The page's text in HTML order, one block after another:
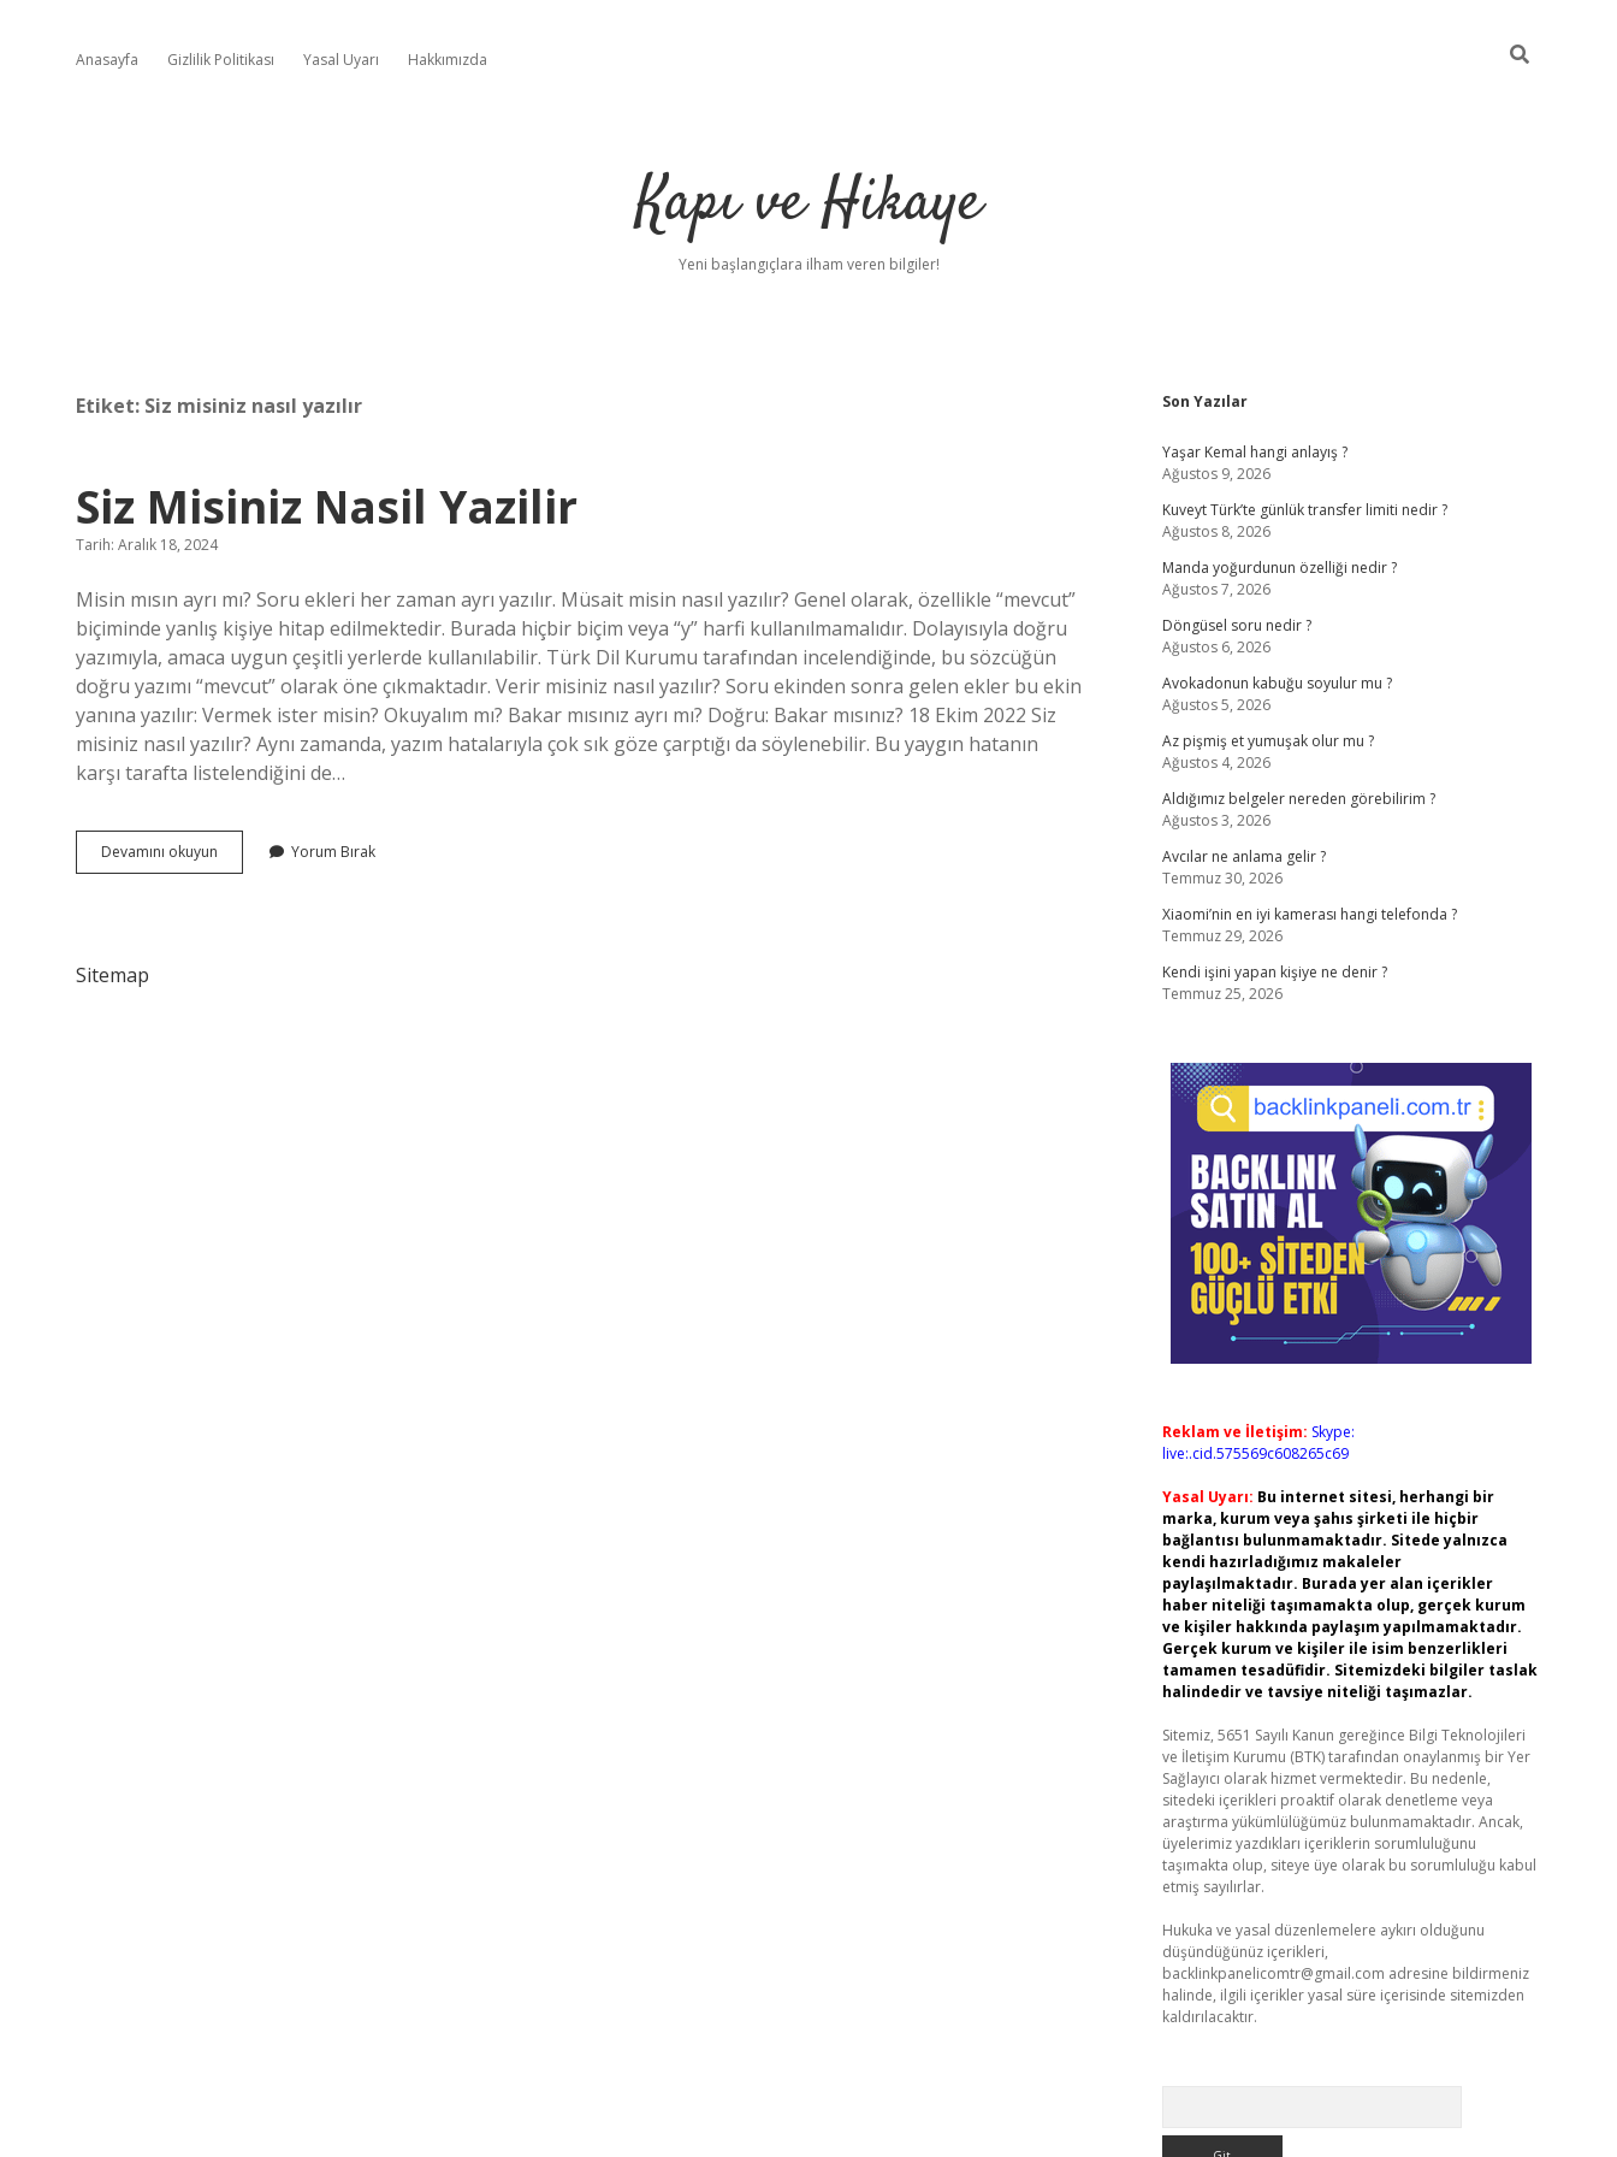
Anasayfa Gizlilik Politikası Yasal Uyarı Hakkımızda
Kapı ve Hikaye
Yeni başlangıçlara ilham veren bilgiler!
Etiket: Siz misiniz nasıl yazılır
Siz Misiniz Nasil Yazilir
Tarih: Aralık 18, 2024
Misin mısın ayrı mı? Soru ekleri her zaman ayrı yazılır. Müsait misin nasıl yazılır? Genel olarak, özellikle “mevcut”
biçiminde yanlış kişiye hitap edilmektedir. Burada hiçbir biçim veya “y” harfi kullanılmamalıdır. Dolayısıyla doğru
yazımıyla, amaca uygun çeşitli yerlerde kullanılabilir. Türk Dil Kurumu tarafından incelendiğinde, bu sözcüğün
doğru yazımı “mevcut” olarak öne çıkmaktadır. Verir misiniz nasıl yazılır? Soru ekinden sonra gelen ekler bu ekin
yanına yazılır: Vermek ister misin? Okuyalım mı? Bakar mısınız ayrı mı? Doğru: Bakar mısınız? 18 Ekim 2022 Siz
misiniz nasıl yazılır? Aynı zamanda, yazım hatalarıyla çok sık göze çarptığı da söylenebilir. Bu yaygın hatanın
karşı tarafta listelendiğini de…
Devamını okuyun
Misiniz
Yorum Bırak
Sitemap
Sidebar
Son Yazılar
Yaşar Kemal hangi anlayış ?
Ağustos 9, 2026
Kuveyt Türk’te günlük transfer limiti nedir ?
Ağustos 8, 2026
Manda yoğurdunun özelliği nedir ?
Ağustos 7, 2026
Döngüsel soru nedir ?
Ağustos 6, 2026
Avokadonun kabuğu soyulur mu ?
Ağustos 5, 2026
Az pişmiş et yumuşak olur mu ?
Ağustos 4, 2026
Aldığımız belgeler nereden görebilirim ?
Ağustos 3, 2026
Avcılar ne anlama gelir ?
Temmuz 30, 2026
Xiaomi’nin en iyi kamerası hangi telefonda ?
Temmuz 29, 2026
Kendi işini yapan kişiye ne denir ?
Temmuz 25, 2026
Reklam ve İletişim: Skype:
live:.cid.575569c608265c69
Yasal Uyarı: Bu internet sitesi, herhangi bir
marka, kurum veya şahıs şirketi ile hiçbir
bağlantısı bulunmamaktadır. Sitede yalnızca
kendi hazırladığımız makaleler
paylaşılmaktadır. Burada yer alan içerikler
haber niteliği taşımamakta olup, gerçek kurum
ve kişiler hakkında paylaşım yapılmamaktadır.
Gerçek kurum ve kişiler ile isim benzerlikleri
tamamen tesadüfidir. Sitemizdeki bilgiler taslak
halindedir ve tavsiye niteliği taşımazlar.
Sitemiz, 5651 Sayılı Kanun gereğince Bilgi Teknolojileri
ve İletişim Kurumu (BTK) tarafından onaylanmış bir Yer
Sağlayıcı olarak hizmet vermektedir. Bu nedenle,
sitedeki içerikleri proaktif olarak denetleme veya
araştırma yükümlülüğümüz bulunmamaktadır. Ancak,
üyelerimiz yazdıkları içeriklerin sorumluluğunu
taşımakta olup, siteye üye olarak bu sorumluluğu kabul
etmiş sayılırlar.
Hukuka ve yasal düzenlemelere aykırı olduğunu
düşündüğünüz içerikleri,
backlinkpanelicomtr@gmail.com adresine bildirmeniz
halinde, ilgili içerikler yasal süre içerisinde sitemizden
kaldırılacaktır.